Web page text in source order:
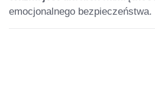
emocjonalnego bezpieczeństwa.